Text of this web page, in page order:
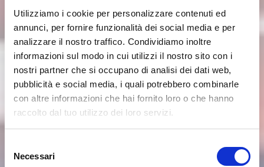
Utilizziamo i cookie per personalizzare contenuti ed
annunci, per fornire funzionalità dei social media e per
analizzare il nostro traffico. Condividiamo inoltre
informazioni sul modo in cui utilizzi il nostro sito con i
nostri partner che si occupano di analisi dei dati web,
pubblicità e social media, i quali potrebbero combinarle
con altre informazioni che hai fornito loro o che hanno
raccolto dal tuo utilizzo dei loro servizi.
delNecessari